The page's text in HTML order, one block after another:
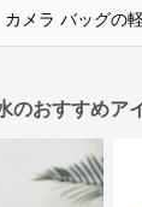
カメラ バッグの
のおすすめア